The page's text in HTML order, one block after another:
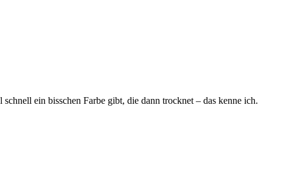
ein bisschen Farbe gibt, die dann trocknet – das kenne ich.